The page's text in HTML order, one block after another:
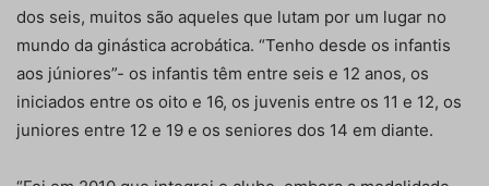
dos seis, muitos são aqueles que lutam por um lugar no
mundo da ginástica acrobática. “Tenho desde os infantis
aos júniores”- os infantis têm entre seis e 12 anos, os
iniciados entre os oito e 16, os juvenis entre os 11 e 12, os
juniores entre 12 e 19 e os seniores dos 14 em diante.